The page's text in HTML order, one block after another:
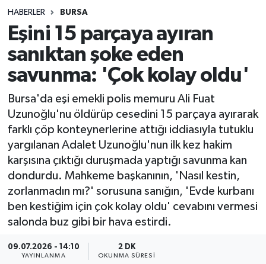
HABERLER BURSA
Eşini 15 parçaya ayıran
sanıktan şoke eden
savunma: 'Çok kolay oldu'
Bursa'da eşi emekli polis memuru Ali Fuat
Uzunoğlu'nu öldürüp cesedini 15 parçaya ayırarak
farklı çöp konteynerlerine attığı iddiasıyla tutuklu
yargılanan Adalet Uzunoğlu'nun ilk kez hakim
karşısına çıktığı duruşmada yaptığı savunma kan
dondurdu. Mahkeme başkanının, 'Nasıl kestin,
zorlanmadın mı?' sorusuna sanığın, 'Evde kurbanı
ben kestiğim için çok kolay oldu' cevabını vermesi
salonda buz gibi bir hava estirdi.
09.07.2026 - 14:10
YAYINLANMA
2 DK
OKUNMA SÜRESI
Spor
Teknoloji
Yaşam